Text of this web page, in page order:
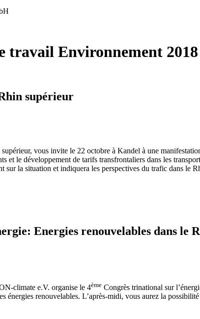
travail Environnement 2018
supérieur
vous invite le 22 octobre à Kandel à une
et le développement de tarifs transfrontaliers dans les
sur la situation et indiquera les perspectives du trafic dans le
Energies renouvelables dans le
climate e.V. organise le 4ème Congrès trinational sur
énergies renouvelables. L’après-midi, vous aurez la